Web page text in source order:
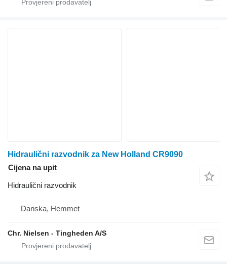
Hidraulični razvodnik za New Holland CR9090
Cijena na upit
Hidraulični razvodnik
Danska, Hemmet
Chr. Nielsen - Tingheden A/S